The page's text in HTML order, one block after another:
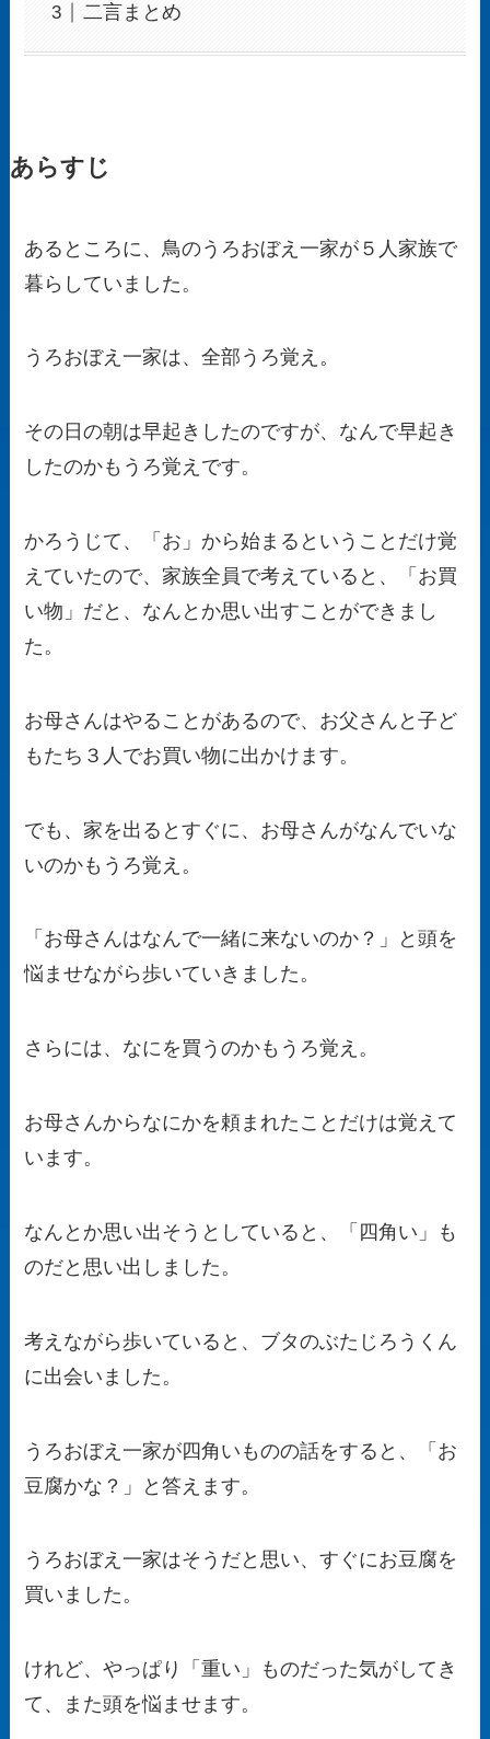
二言まとめ
あらすじ
あるところに、鳥のうろおぼえ一家が５人家族で
暮らしていました。
うろおぼえ一家は、全部うろ覚え。
その日の朝は早起きしたのですが、なんで早起き
したのかもうろ覚えです。
かろうじて、「お」から始まるということだけ覚
えていたので、家族全員で考えていると、「お買
い物」だと、なんとか思い出すことができまし
た。
お母さんはやることがあるので、お父さんと子ど
もたち３人でお買い物に出かけます。
でも、家を出るとすぐに、お母さんがなんでいな
いのかもうろ覚え。
「お母さんはなんで一緒に来ないのか？」と頭を
悩ませながら歩いていきました。
さらには、なにを買うのかもうろ覚え。
お母さんからなにかを頼まれたことだけは覚えて
います。
なんとか思い出そうとしていると、「四角い」も
のだと思い出しました。
考えながら歩いていると、ブタのぶたじろうくん
に出会いました。
うろおぼえ一家が四角いものの話をすると、「お
豆腐かな？」と答えます。
うろおぼえ一家はそうだと思い、すぐにお豆腐を
買いました。
けれど、やっぱり「重い」ものだった気がしてき
て、また頭を悩ませます。